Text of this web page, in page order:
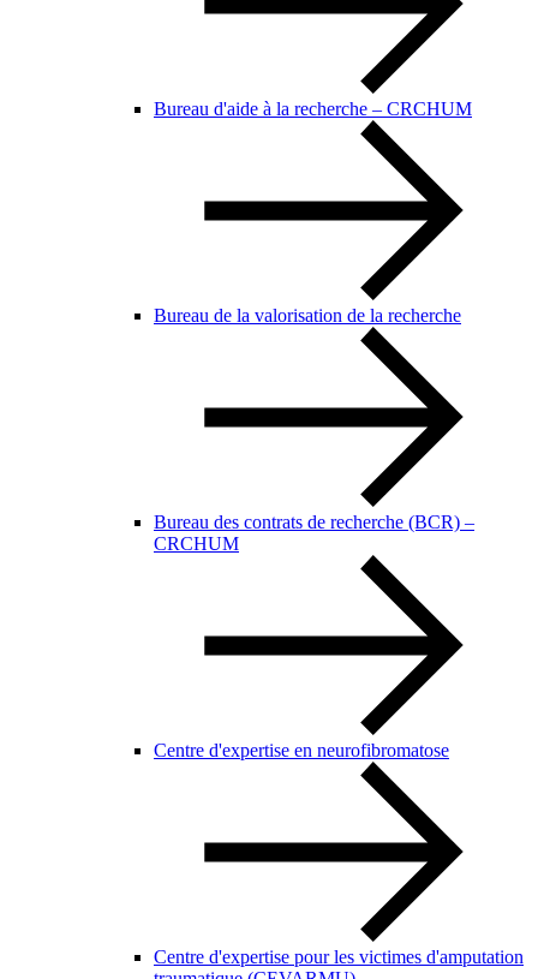
Bureau d'aide à la recherche – CRCHUM
Bureau de la valorisation de la recherche
Bureau des contrats de recherche (BCR) –
CRCHUM
Centre d'expertise en neurofibromatose
Centre d'expertise pour les victimes d'amputation